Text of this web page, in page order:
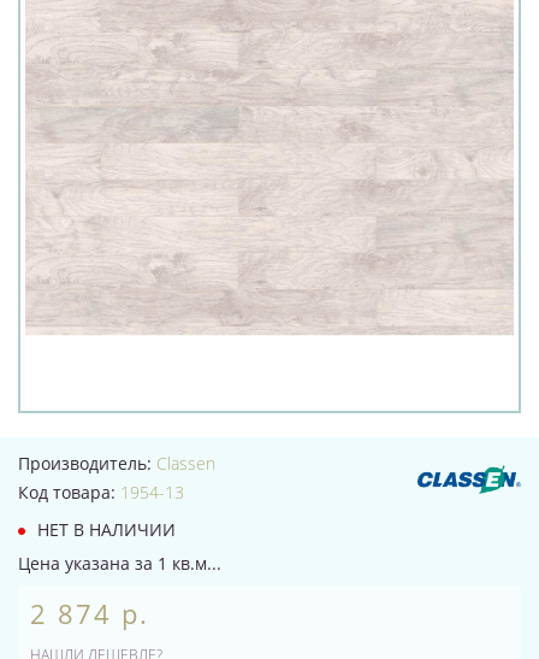
Производитель: Classen
Код товара: 1954-13
НЕТ В НАЛИЧИИ
Цена указана за 1 кв.м...
2 874 р.
НАШЛИ ДЕШЕВЛЕ?